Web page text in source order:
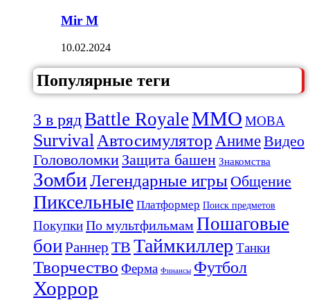
Mir M
10.02.2024
Популярные теги
3 в рядBattle RoyaleMMO MOBA
Survival Автосимулятор АнимеВидео
Головоломки Защита башен Знакомства
ЗомбиЛегендарные игры Общение
Пиксельные Платформер Поиск предметов
ПокупкиПо мультфильмам Пошаговые
боиРаннер ТВ Таймкиллер Танки
Творчество Ферма Финансы Футбол
Хоррор